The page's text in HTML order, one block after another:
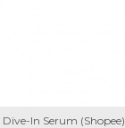
In Serum (Shopee)